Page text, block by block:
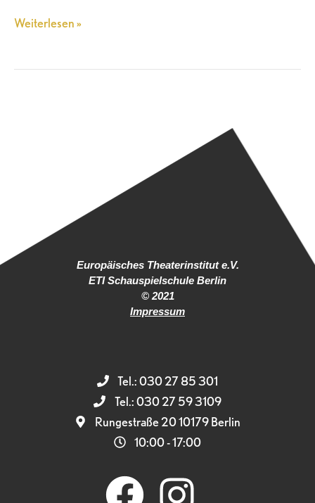
Weiterlesen »
Europäisches Theaterinstitut e.V.
ETI Schauspielschule Berlin
© 2021
Impressum
Tel.: 030 27 85 301
Tel.: 030 27 59 3109
Rungestraße 20 10179 Berlin
10:00 - 17:00